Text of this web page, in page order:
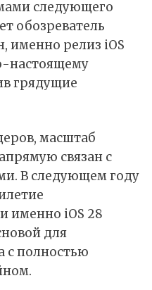
следующего
обозреватель
именно релиз iOS
настоящему
грядущие
масштаб
связан с
В следующем году
именно iOS 28
для
с полностью